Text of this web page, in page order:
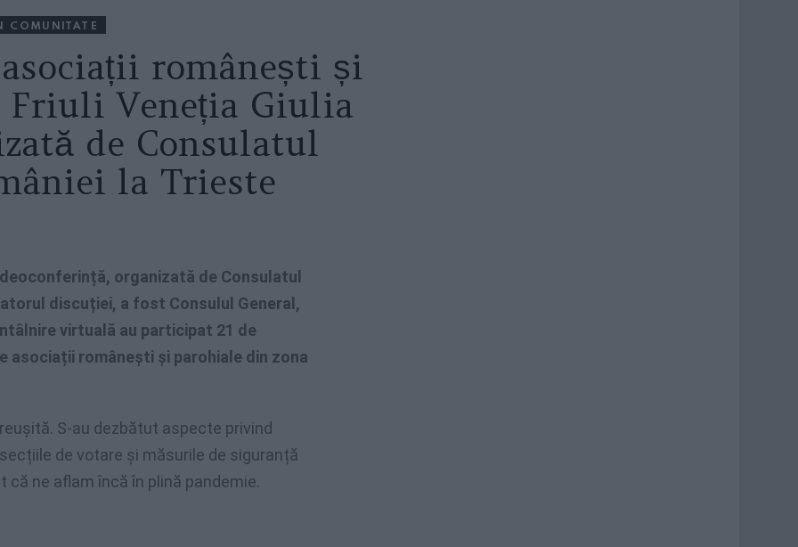
COMUNITATE
românești și
Veneția Giulia
de Consulatul
la Trieste
organizată de Consulatul
discuției, a fost Consulul General,
virtuală au participat 21 de
asociații românești și parohiale din zona
S-au dezbătut aspecte privind
de votare și măsurile de siguranță
ne aflam încă în plină pandemie.